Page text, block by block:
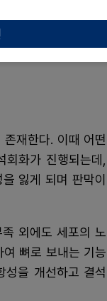
재한다. 이때 어떤
화가 진행되는데,
잃게 되며 판막이
외에도 세포의 노
뼈로 보내는 기능
성을 개선하고 결석